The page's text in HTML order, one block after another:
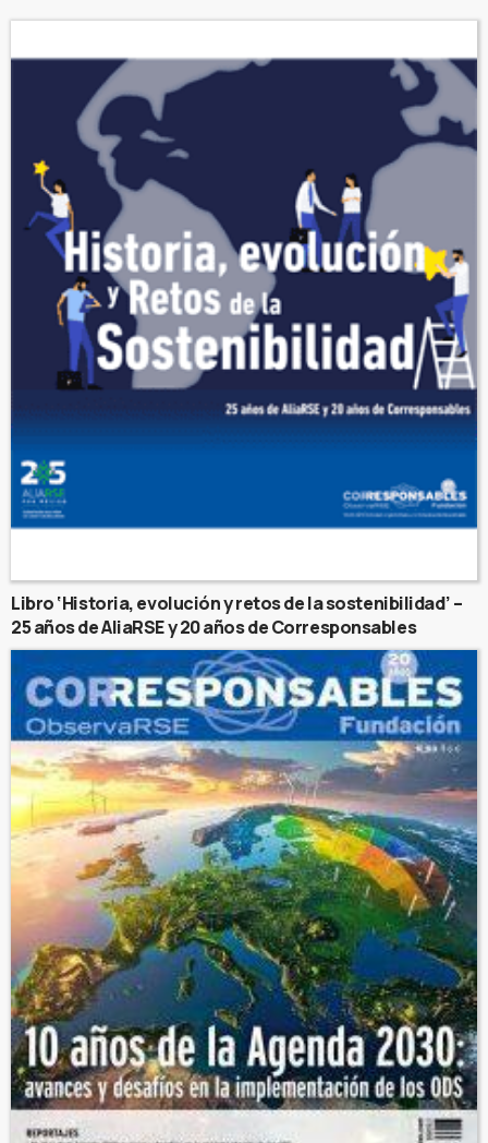
Libro ‘Historia, evolución y retos de la sostenibilidad’ –
25 años de AliaRSE y 20 años de Corresponsables